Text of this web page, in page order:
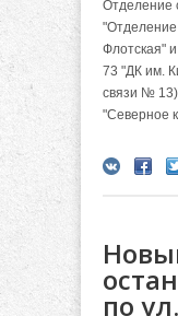
Отделение
"Отделение
Флотская"
73 "ДК им.
связи №
"Северное
по